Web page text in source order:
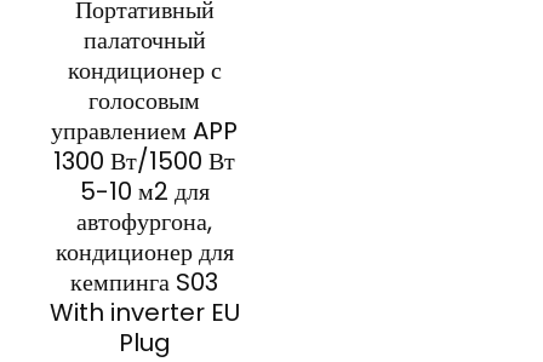
Портативный
палаточный
кондиционер с
голосовым
управлением APP
1300 Вт/1500 Вт
5-10 м2 для
автофургона,
кондиционер для
кемпинга S03
With inverter EU
Plug